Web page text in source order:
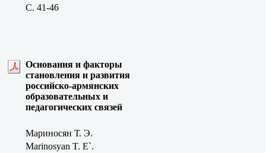
C. 41-46
Основания и факторы
становления и развития
российско-армянских
образовательных и
педагогических связей
Мариносян Т. Э.
Marinosyan T. E`.